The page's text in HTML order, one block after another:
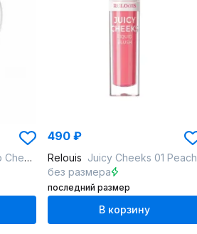
Fresh
490 ₽
Relouis Juicy Cheeks 01 Peach
без размера
последний размер
В корзину